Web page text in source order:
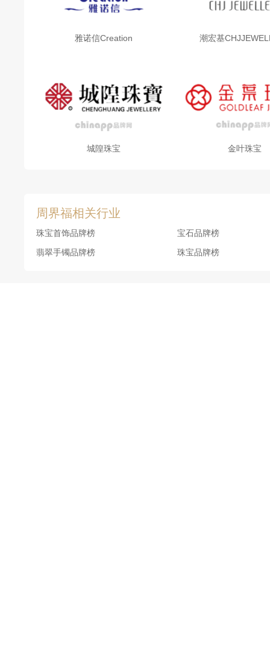
周界福此次启航，不仅是门店的拓展，更是其精心布
力。”
周界福数字经济旗舰店在全国（香港）启航，标志着
画卷正徐徐展开。
雅诺信Creation 潮宏基
城隍珠宝 金叶珠宝
周界福相关行业
珠宝首饰品牌榜
宝石品牌榜
翡翠手镯品牌榜
珠宝品牌榜